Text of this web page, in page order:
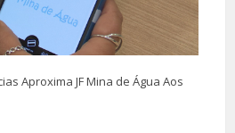
Aproxima JF Mina de Água Aos